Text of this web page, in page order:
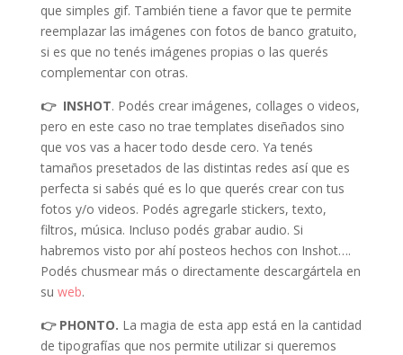
que simples gif. También tiene a favor que te permite
reemplazar las imágenes con fotos de banco gratuito,
si es que no tenés imágenes propias o las querés
complementar con otras.
👉 INSHOT. Podés crear imágenes, collages o videos,
pero en este caso no trae templates diseñados sino
que vos vas a hacer todo desde cero. Ya tenés
tamaños presetados de las distintas redes así que es
perfecta si sabés qué es lo que querés crear con tus
fotos y/o videos. Podés agregarle stickers, texto,
filtros, música. Incluso podés grabar audio. Si
habremos visto por ahí posteos hechos con Inshot….
Podés chusmear más o directamente descargártela en
su web.
👉 PHONTO. La magia de esta app está en la cantidad
de tipografías que nos permite utilizar si queremos